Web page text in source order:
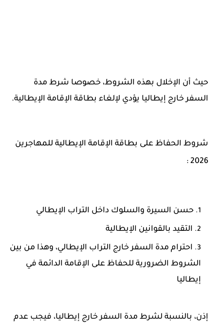
حيث أن الإخلال بهذه الشروط، خصوصا شرط مدة
السفر خارج إيطاليا يؤدي لإلغاء بطاقة الإقامة الإيطالية.
شروط الحفاظ على بطاقة الإقامة الإيطالية للمهاجرين
2026 :
حسن السيرة والسلوك داخل التراب الإيطالي
التقيد بالقوانين الإيطالية
احترام مدة السفر خارج التراب الإيطالي، وهذا من بين
الشروط الضرورية للحفاظ على الإقامة الدائمة في
إيطاليا
إذن، بالنسبة لشرط مدة السفر خارج إيطاليا، فيجب عدم